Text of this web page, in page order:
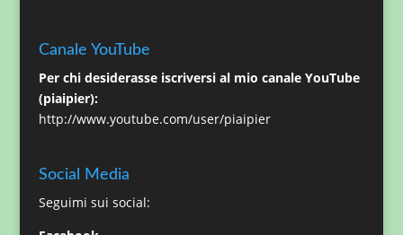
Canale YouTube
Per chi desiderasse iscriversi al mio canale YouTube
(piaipier):
http://www.youtube.com/user/piaipier
Social Media
Seguimi sui social: